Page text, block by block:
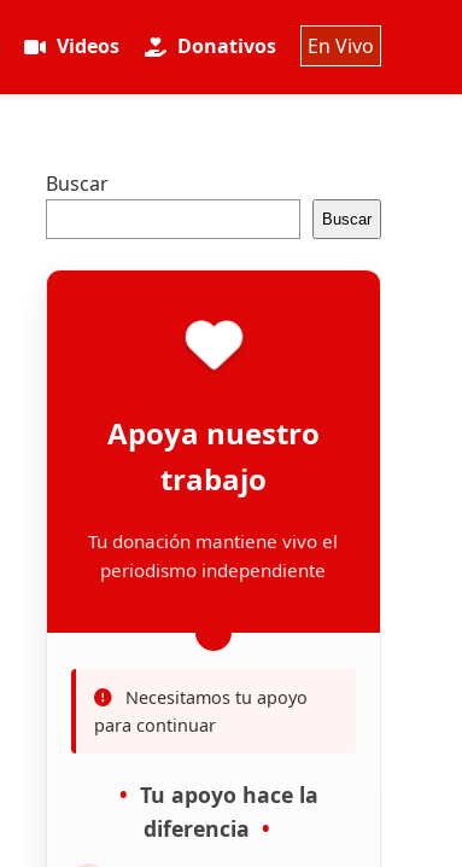
Videos Donativos En Vivo
Buscar
Buscar
Apoya nuestro
trabajo
Tu donación mantiene vivo el
periodismo independiente
Necesitamos tu apoyo
para continuar
Tu apoyo hace la
diferencia